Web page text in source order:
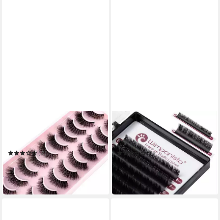
Bandwimpern 10 Paar
Wimpern Falsche
(2)
9,49 € UVP13,99 €
-32%
in 3-4 Werktagen bei dir
WIMPANISTA
Einzelwimpern
Volumenwimpern D Curl
0.07mm (1)
13,99 €
in 2-3 Werktagen bei dir